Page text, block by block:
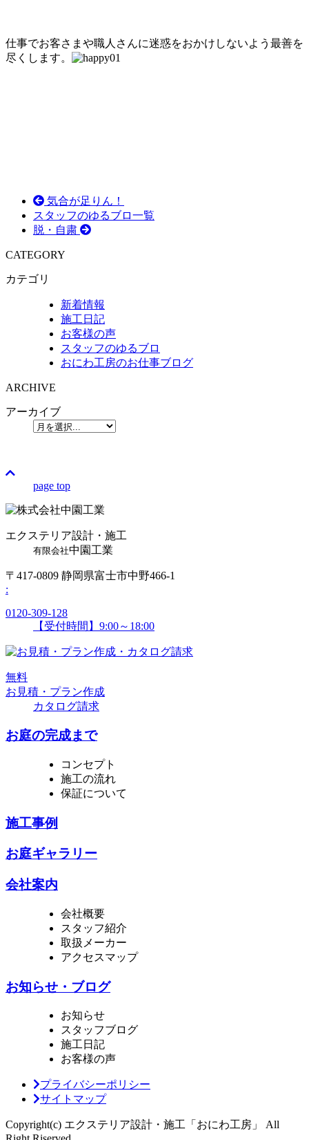
仕事でお客さまや職人さんに迷惑をおかけしないよう最善を
尽くします。
気合が足りん！
スタッフのゆるブロ一覧
脱・自粛
CATEGORY
カテゴリ
新着情報
施工日記
お客様の声
スタッフのゆるブロ
おにわ工房のお仕事ブログ
ARCHIVE
アーカイブ
page top
エクステリア設計・施工
有限会社中園工業
〒417-0809 静岡県富士市中野466-1
:
0120-309-128
【受付時間】9:00～18:00
無料
お見積・プラン作成
カタログ請求
お庭の完成まで
コンセプト
施工の流れ
保証について
施工事例
お庭ギャラリー
会社案内
会社概要
スタッフ紹介
取扱メーカー
アクセスマップ
お知らせ・ブログ
お知らせ
スタッフブログ
施工日記
お客様の声
プライバシーポリシー
サイトマップ
Copyright(c) エクステリア設計・施工「おにわ工房」 All